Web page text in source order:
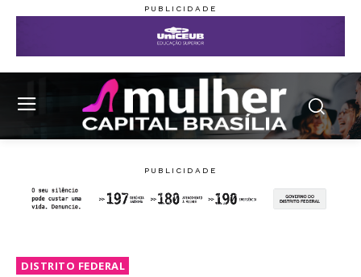
DISTRITO FEDERAL